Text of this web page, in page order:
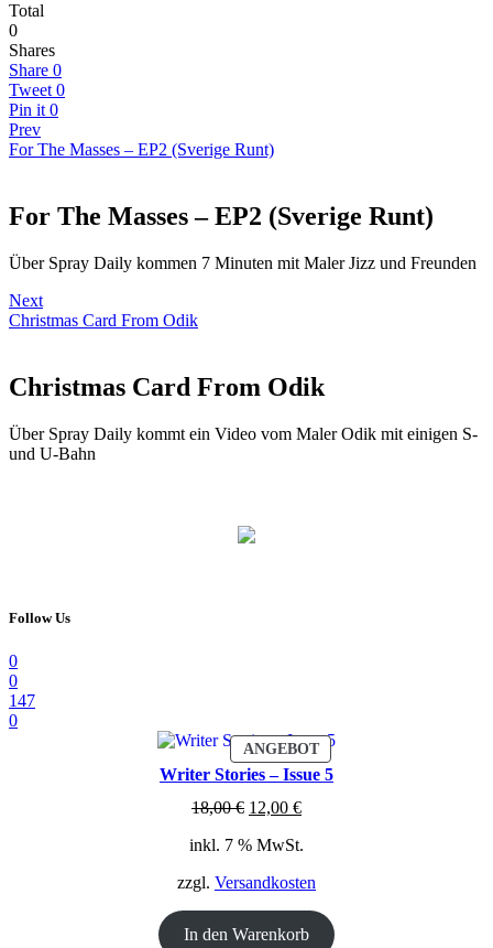
Total
0
Shares
Share 0
Tweet 0
Pin it 0
Prev
For The Masses – EP2 (Sverige Runt)
For The Masses – EP2 (Sverige Runt)
Über Spray Daily kommen 7 Minuten mit Maler Jizz und Freunden
Next
Christmas Card From Odik
Christmas Card From Odik
Über Spray Daily kommt ein Video vom Maler Odik mit einigen S-
und U-Bahn
Follow Us
0
0
147
0
ANGEBOTPRODUKT
IM
ANGEBOT
Writer Stories – Issue 5
18,00€ Ursprünglicher
war:
12,00 €Aktueller
ist:
inkl. 7 % MwSt.
zzgl. Versandkosten
In den Warenkorb